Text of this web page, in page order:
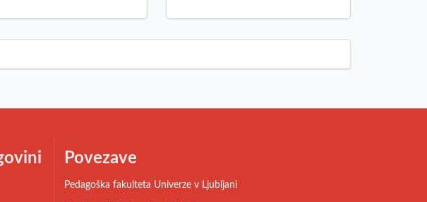
Povezave
Pedagoška fakulteta Univerze v Ljubljani